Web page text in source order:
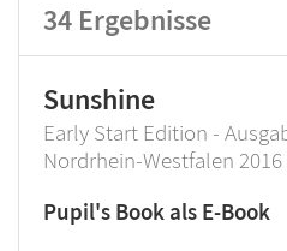
34 Ergebnisse
Sunshine
Early Start Edition -
Nordrhein-Westfalen 2016
Pupil's Book als E-Book